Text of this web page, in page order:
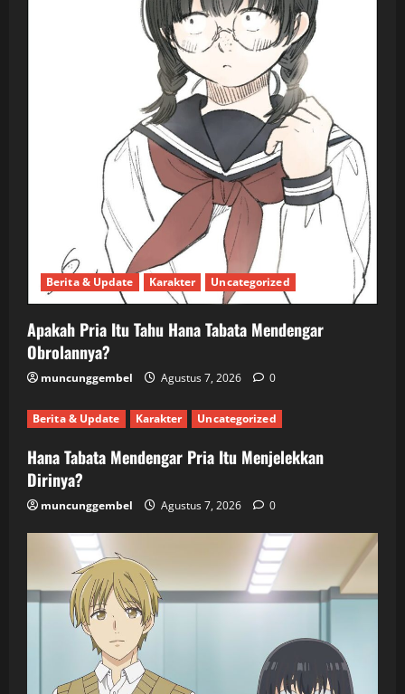
Berita & Update Karakter Uncategorized
Apakah Pria Itu Tahu Hana Tabata Mendengar
Obrolannya?
muncunggembel Agustus 7, 2026 0
Berita & Update Karakter Uncategorized
Hana Tabata Mendengar Pria Itu Menjelekkan
Dirinya?
muncunggembel Agustus 7, 2026 0